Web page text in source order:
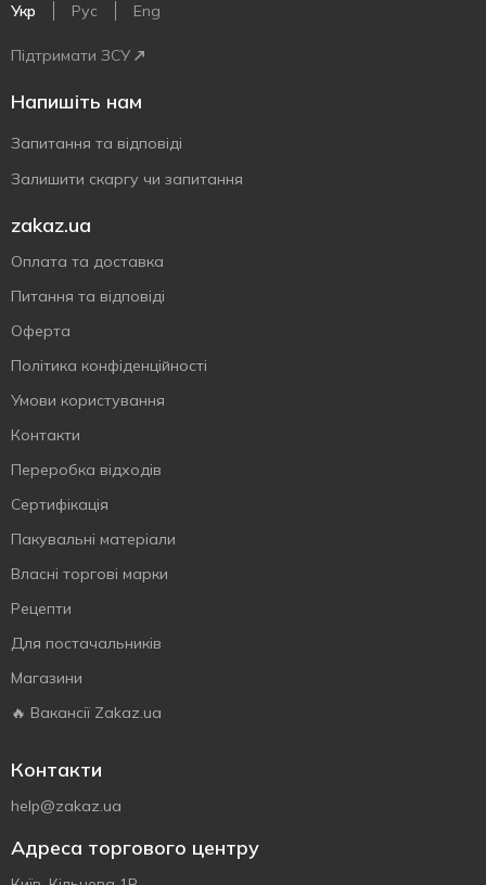
Укр Рус Eng
Підтримати ЗСУ
Напишіть нам
Запитання та відповіді
Залишити скаргу чи запитання
zakaz.ua
Оплата та доставка
Питання та відповіді
Оферта
Політика конфіденційності
Умови користування
Контакти
Переробка відходів
Сертифiкацiя
Пакувальні матеріали
Власнi торговi марки
Рецепти
Для постачальників
Магазини
🔥 Вакансії Zakaz.ua
Контакти
help@zakaz.ua
Адреса торгового центру